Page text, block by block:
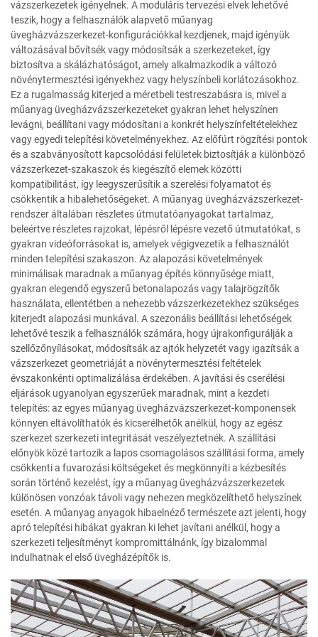
vázszerkezetek igényelnek. A moduláris tervezési elvek lehetővé
teszik, hogy a felhasználók alapvető műanyag
üvegházvázszerkezet-konfigurációkkal kezdjenek, majd igényük
változásával bővítsék vagy módosítsák a szerkezeteket, így
biztosítva a skálázhatóságot, amely alkalmazkodik a változó
növénytermesztési igényekhez vagy helyszínbeli korlátozásokhoz.
Ez a rugalmasság kiterjed a méretbeli testreszabásra is, mivel a
műanyag üvegházvázszerkezeteket gyakran lehet helyszínen
levágni, beállítani vagy módosítani a konkrét helyszínfeltételekhez
vagy egyedi telepítési követelményekhez. Az előfúrt rögzítési pontok
és a szabványosított kapcsolódási felületek biztosítják a különböző
vázszerkezet-szakaszok és kiegészítő elemek közötti
kompatibilitást, így leegyszerűsítik a szerelési folyamatot és
csökkentik a hibalehetőségeket. A műanyag üvegházvázszerkezet-
rendszer általában részletes útmutatóanyagokat tartalmaz,
beleértve részletes rajzokat, lépésről lépésre vezető útmutatókat, s
gyakran videóforrásokat is, amelyek végigvezetik a felhasználót
minden telepítési szakaszon. Az alapozási követelmények
minimálisak maradnak a műanyag építés könnyűsége miatt,
gyakran elegendő egyszerű betonalapozás vagy talajrögzítők
használata, ellentétben a nehezebb vázszerkezetekhez szükséges
kiterjedt alapozási munkával. A szezonális beállítási lehetőségek
lehetővé teszik a felhasználók számára, hogy újrakonfigurálják a
szellőzőnyílásokat, módosítsák az ajtók helyzetét vagy igazítsák a
vázszerkezet geometriáját a növénytermesztési feltételek
évszakonkénti optimalizálása érdekében. A javítási és cserélési
eljárások ugyanolyan egyszerűek maradnak, mint a kezdeti
telepítés: az egyes műanyag üvegházvázszerkezet-komponensek
könnyen eltávolíthatók és kicserélhetők anélkül, hogy az egész
szerkezet szerkezeti integritását veszélyeztetnék. A szállítási
előnyök közé tartozik a lapos csomagolásos szállítási forma, amely
csökkenti a fuvarozási költségeket és megkönnyíti a kézbesítés
során történő kezelést, így a műanyag üvegházvázszerkezetek
különösen vonzóak távoli vagy nehezen megközelíthető helyszínek
esetén. A műanyag anyagok hibaelnéző természete azt jelenti, hogy
apró telepítési hibákat gyakran ki lehet javítani anélkül, hogy a
szerkezeti teljesítményt kompromittálnánk, így bizalommal
indulhatnak el első üvegházépítők is.